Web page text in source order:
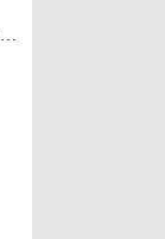
一张票根、多重体验 中国多地探索“票根经济”打造链式消费新场景